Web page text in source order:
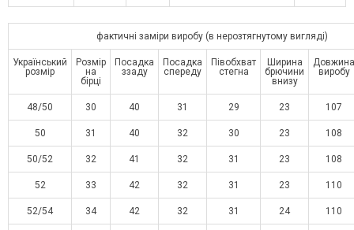
фактичні заміри виробу (в нерозтягнутому вигляді)
Український
розмір
Розмір
на
бірці
Посадка
ззаду
Посадка
спереду
Півобхват
стегна
Ширина
брючини
внизу
Довжина
виробу
48/50 30 40 31 29 23 107
50 31 40 32 30 23 108
50/52 32 41 32 31 23 108
52 33 42 32 31 23 110
52/54 34 42 32 31 24 110